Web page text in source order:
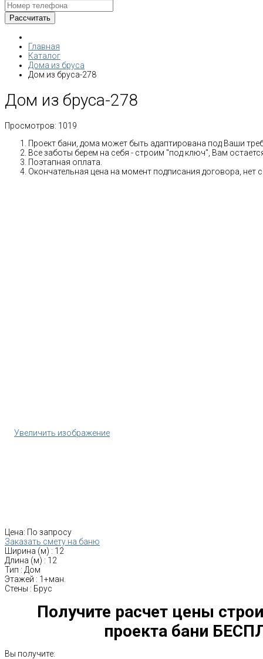
Главная
Каталог
Дома из бруса
Дом из бруса-278
Дом из бруса-278
Просмотров: 1019
Проект бани, дома может быть адаптирована под Ваши
Все заботы берем на себя - строим "под ключ", Вам
Поэтапная оплата.
Окончательная цена на момент подписания договора, нет
Увеличить изображение
Цена: По запросу
Заказать смету на баню
Ширина (м) : 12
Длина (м) : 12
Тип : Дом
Этажей : 1+ман.
Стены : Брус
Получите расчет цены
проекта бани
Вы получите: